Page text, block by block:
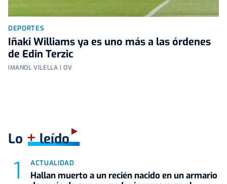
DEPORTES
Iñaki Williams ya es uno más a las órdenes
de Edin Terzic
IMANOL VILELLA | OV
Lo +leído
ACTUALIDAD
Hallan muerto a un recién nacido en un armario